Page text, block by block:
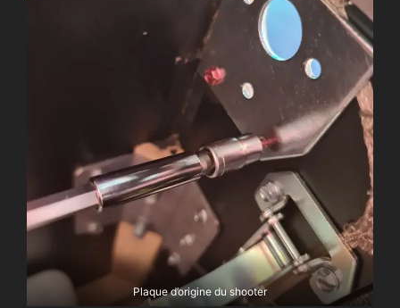
Plaque d’origine du shooter